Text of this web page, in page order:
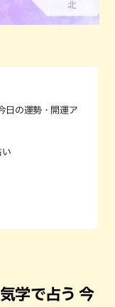
日の運勢・開運ア
い
学で占う 今